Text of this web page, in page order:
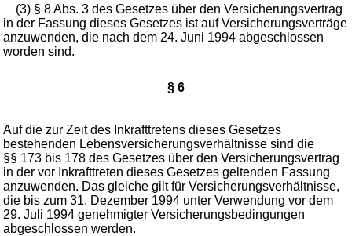
(3) § 8 Abs. 3 des Gesetzes über den Versicherungsvertrag
in der Fassung dieses Gesetzes ist auf Versicherungsverträge
anzuwenden, die nach dem 24. Juni 1994 abgeschlossen
worden sind.
§ 6
Auf die zur Zeit des Inkrafttretens dieses Gesetzes
bestehenden Lebensversicherungsverhältnisse sind die
§§ 173 bis 178 des Gesetzes über den Versicherungsvertrag
in der vor Inkrafttreten dieses Gesetzes geltenden Fassung
anzuwenden. Das gleiche gilt für Versicherungsverhältnisse,
die bis zum 31. Dezember 1994 unter Verwendung vor dem
29. Juli 1994 genehmigter Versicherungsbedingungen
abgeschlossen werden.